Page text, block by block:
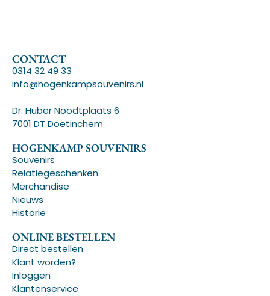
CONTACT
0314 32 49 33
info@hogenkampsouvenirs.nl
Dr. Huber Noodtplaats 6
7001 DT Doetinchem
HOGENKAMP SOUVENIRS
Souvenirs
Relatiegeschenken
Merchandise
Nieuws
Historie
ONLINE BESTELLEN
Direct bestellen
Klant worden?
Inloggen
Klantenservice